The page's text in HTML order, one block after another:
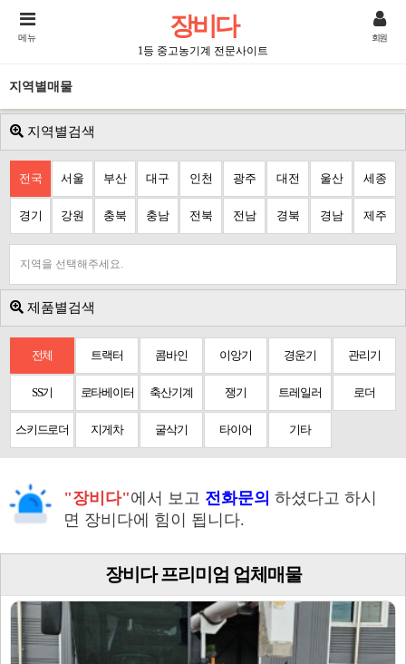
장비다
1등 중고농기계 전문사이트
메뉴 회원
지역별매물
지역별검색
전국 서울 부산 대구 인천 광주 대전 울산 세종
경기 강원 충북 충남 전북 전남 경북 경남 제주
지역을 선택해주세요.
제품별검색
전체 트랙터 콤바인 이앙기 경운기 관리기
SS기 로타베이터 축산기계 쟁기 트레일러 로더
스키드로더 지게차 굴삭기 타이어 기타
"장비다"에서 보고 전화문의 하셨다고 하시
면 장비다에 힘이 됩니다.
장비다 프리미엄 업체매물